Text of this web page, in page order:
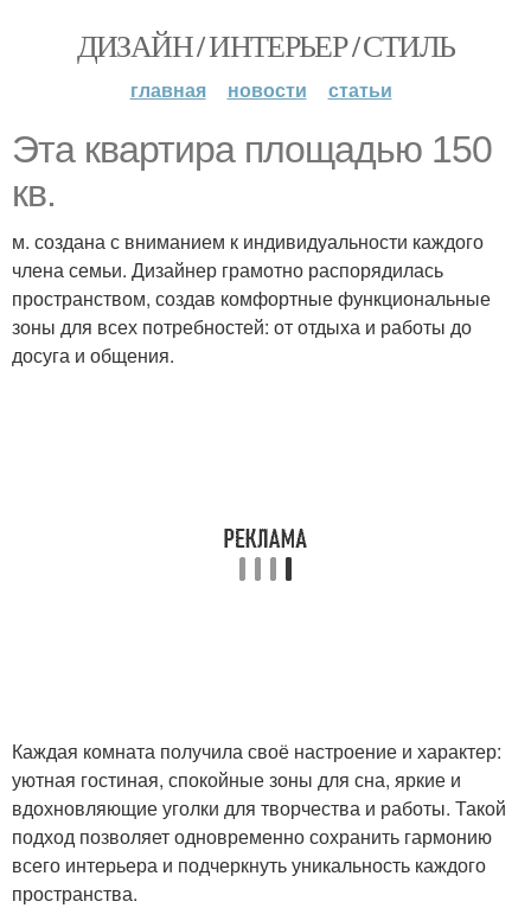
ДИЗАЙН / ИНТЕРЬЕР / СТИЛЬ
главная новости статьи
Эта квартира площадью 150
кв.
м. создана с вниманием к индивидуальности каждого
члена семьи. Дизайнер грамотно распорядилась
пространством, создав комфортные функциональные
зоны для всех потребностей: от отдыха и работы до
досуга и общения.
Каждая комната получила своё настроение и характер:
уютная гостиная, спокойные зоны для сна, яркие и
вдохновляющие уголки для творчества и работы. Такой
подход позволяет одновременно сохранить гармонию
всего интерьера и подчеркнуть уникальность каждого
пространства.